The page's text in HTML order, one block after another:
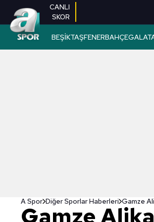
CANLI
SKOR
BEŞİKTAŞFENERBAHÇE
A Spor Diğer Sporlar Haberleri Gamze
Gamze